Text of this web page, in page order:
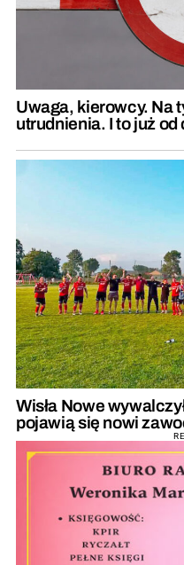
Uwaga, kierowcy. Na
utrudnienia. I to już od
Wisła Nowe
pojawią się nowi